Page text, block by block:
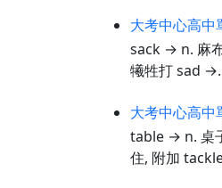
大考中心高中
sack → n. 麻
犧牲打 sad
大考中心高中
table → n. 桌
住, 附加